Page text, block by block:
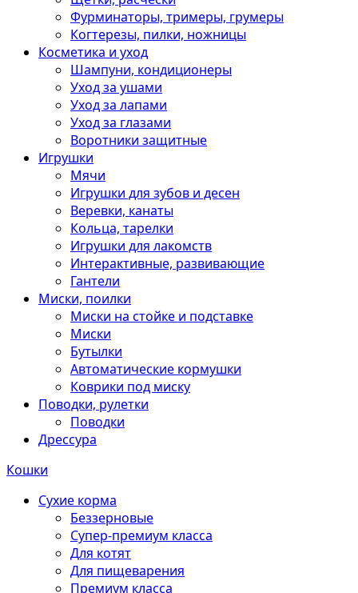
Фурминаторы, тримеры, грумеры
Когтерезы, пилки, ножницы
Косметика и уход
Шампуни, кондиционеры
Уход за ушами
Уход за лапами
Уход за глазами
Воротники защитные
Игрушки
Мячи
Игрушки для зубов и десен
Веревки, канаты
Кольца, тарелки
Игрушки для лакомств
Интерактивные, развивающие
Гантели
Миски, поилки
Миски на стойке и подставке
Миски
Бутылки
Автоматические кормушки
Коврики под миску
Поводки, рулетки
Поводки
Дрессура
Кошки
Сухие корма
Беззерновые
Супер-премиум класса
Для котят
Для пищеварения
Премиум класса